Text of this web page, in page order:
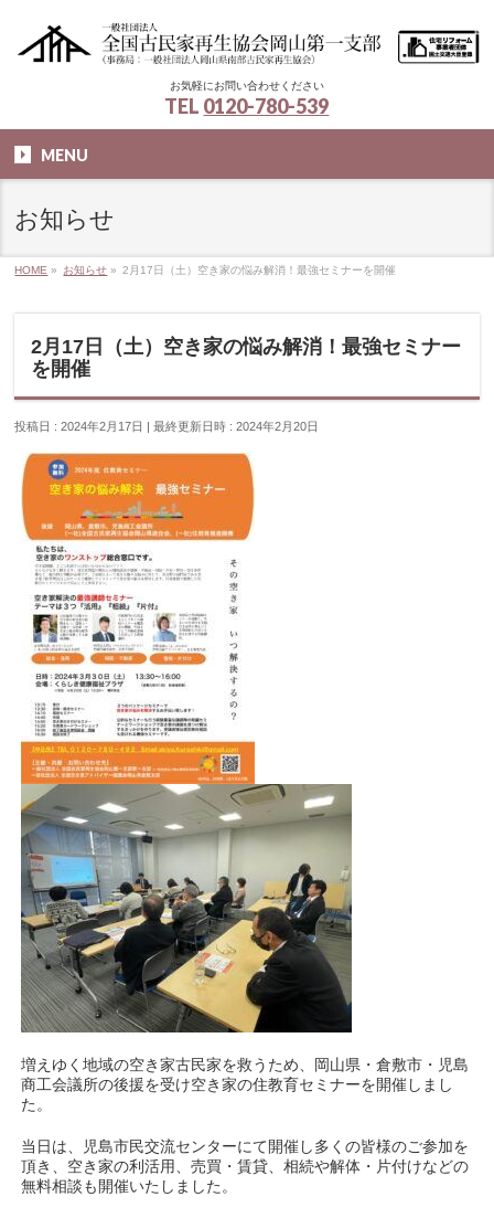
お気軽にお問い合わせください
TEL 0120-780-539
MENU
お知らせ
HOME » お知らせ » 2月17日（土）空き家の悩み解消！最強セミナーを開催
2月17日（土）空き家の悩み解消！最強セミナー
を開催
投稿日 : 2024年2月17日 最終更新日時 : 2024年2月20日
増えゆく地域の空き家古民家を救うため、岡山県・倉敷市・児島
商工会議所の後援を受け空き家の住教育セミナーを開催しまし
た。
当日は、児島市民交流センターにて開催し多くの皆様のご参加を
頂き、空き家の利活用、売買・賃貸、相続や解体・片付けなどの
無料相談も開催いたしました。